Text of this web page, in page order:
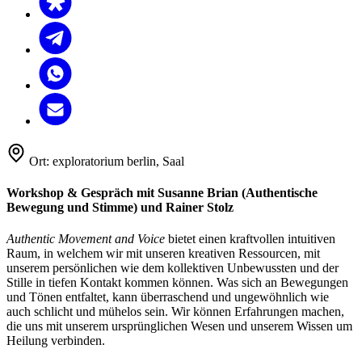
Ort: exploratorium berlin, Saal
Workshop & Gespräch mit Susanne Brian (Authentische
Bewegung und Stimme) und Rainer Stolz
Authentic Movement and Voice bietet einen kraftvollen intuitiven
Raum, in welchem wir mit unseren kreativen Ressourcen, mit
unserem persönlichen wie dem kollektiven Unbewussten und der
Stille in tiefen Kontakt kommen können. Was sich an Bewegungen
und Tönen entfaltet, kann überraschend und ungewöhnlich wie
auch schlicht und mühelos sein. Wir können Erfahrungen machen,
die uns mit unserem ursprünglichen Wesen und unserem Wissen um
Heilung verbinden.